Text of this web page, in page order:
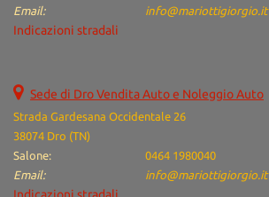
Email:
info@mariottigiorgio.it
Indicazioni stradali
Sede di Dro Vendita Auto e Noleggio Auto
Strada Gardesana Occidentale 26
38074 Dro (TN)
Salone:
0464 1980040
Email:
info@mariottigiorgio.it